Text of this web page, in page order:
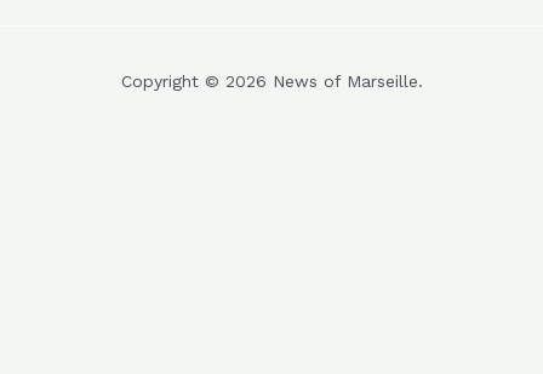
Copyright © 2026 News of Marseille.